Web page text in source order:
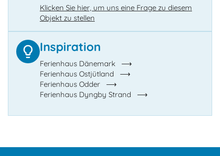
Klicken Sie hier, um uns eine Frage zu diesem
Objekt zu stellen
Inspiration
Ferienhaus Dänemark
Ferienhaus Ostjütland
Ferienhaus Odder
Ferienhaus Dyngby Strand